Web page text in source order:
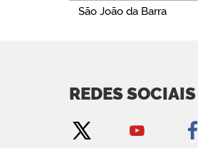
São João da Barra
REDES SOCIAIS